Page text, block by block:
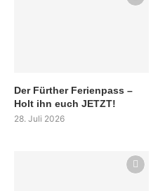
Der Fürther Ferienpass –
Holt ihn euch JETZT!
28. Juli 2026